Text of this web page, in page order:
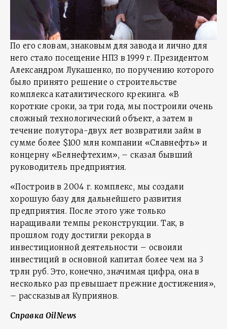
По его словам, знаковым для завода и лично для
него стало посещение НПЗ в 1999 г. Президентом
Александром Лукашенко, по поручению которого
было принято решение о строительстве
комплекса каталитического крекинга. «В
короткие сроки, за три года, мы построили очень
сложный технологический объект, а затем в
течение полутора-двух лет возвратили займ в
сумме более $100 млн компании «Славнефть» и
концерну «Белнефтехим», – сказал бывший
руководитель предприятия.
«Построив в 2004 г. комплекс, мы создали
хорошую базу для дальнейшего развития
предприятия. После этого уже только
наращивали темпы реконструкции. Так, в
прошлом году достигли рекорда в
инвестиционной деятельности – освоили
инвестиций в основной капитал более чем на 3
трлн руб. Это, конечно, значимая цифра, она в
несколько раз превышает прежние достижения»,
– рассказывал Куприянов.
Справка OilNews